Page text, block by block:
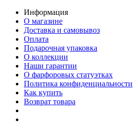
Информация
О магазине
Доставка и самовывоз
Оплата
Подарочная упаковка
О коллекции
Наши гарантии
О фарфоровых статуэтках
Политика конфиденциальности
Как купить
Возврат товара